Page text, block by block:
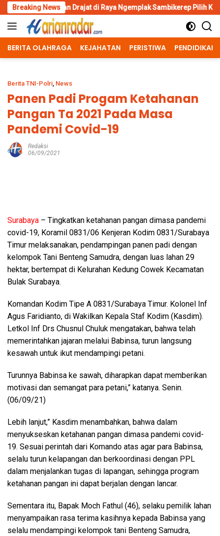
Skip
to
content
Breaking News
Drajat di Raya Ngemplak Sambikerep Pilih Kubur Transparansi
BERITA OLAHRAGA KEJAHATAN PERISTIWA PENDIDIKAN
Berita TNI-Polri, News
Panen Padi Progam Ketahanan
Pangan Ta 2021 Pada Masa
Pandemi Covid-19
Redaksi
06/09/2021
Surabaya – Tingkatkan ketahanan pangan dimasa pandemi
covid-19, Koramil 0831/06 Kenjeran Kodim 0831/Surabaya
Timur melaksanakan, pendampingan panen padi dengan
kelompok Tani Benteng Samudra, dengan luas lahan 29
hektar, bertempat di Kelurahan Kedung Cowek Kecamatan
Bulak Surabaya.
Komandan Kodim Tipe A 0831/Surabaya Timur. Kolonel Inf
Agus Faridianto, di Wakilkan Kepala Staf Kodim (Kasdim).
Letkol Inf Drs Chusnul Chuluk mengatakan, bahwa telah
memerintahkan jajaran melalui Babinsa, turun langsung
kesawah untuk ikut mendampingi petani.
Turunnya Babinsa ke sawah, diharapkan dapat memberikan
motivasi dan semangat para petani,” katanya. Senin.
(06/09/21)
Lebih lanjut,” Kasdim menambahkan, bahwa dalam
menyukseskan ketahanan pangan dimasa pandemi covid-
19. Sesuai perintah dari Komando atas agar para Babinsa,
selalu turun kelapangan dan berkoordinasi dengan PPL
dalam menjalankan tugas di lapangan, sehingga program
ketahanan pangan ini dapat berjalan dengan lancar.
Sementara itu, Bapak Moch Fathul (46), selaku pemilik lahan
menyampaikan rasa terima kasihnya kepada Babinsa yang
selalu mendampingi kelompok tani Benteng Samudra,